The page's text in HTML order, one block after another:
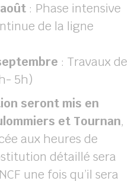
: Phase intensive
de la ligne
: Travaux de
5h)
seront mis en
et Tournan,
aux heures de
détaillé sera
une fois qu’il sera